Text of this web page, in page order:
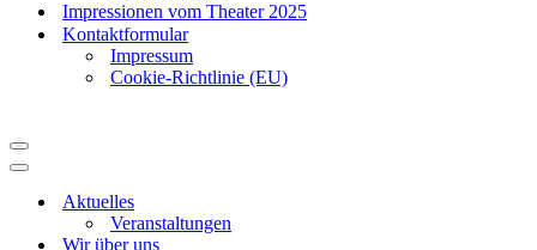
Impressionen vom Theater 2025
Kontaktformular
Impressum
Cookie-Richtlinie (EU)
Navigationsmenü
Navigationsmenü
Aktuelles
Veranstaltungen
Wir über uns